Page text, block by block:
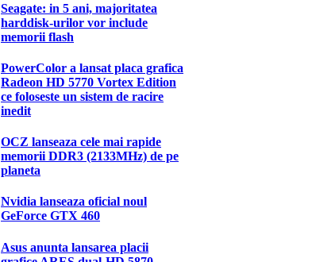
Seagate: in 5 ani, majoritatea
harddisk-urilor vor include
memorii flash
PowerColor a lansat placa grafica
Radeon HD 5770 Vortex Edition
ce foloseste un sistem de racire
inedit
OCZ lanseaza cele mai rapide
memorii DDR3 (2133MHz) de pe
planeta
Nvidia lanseaza oficial noul
GeForce GTX 460
Asus anunta lansarea placii